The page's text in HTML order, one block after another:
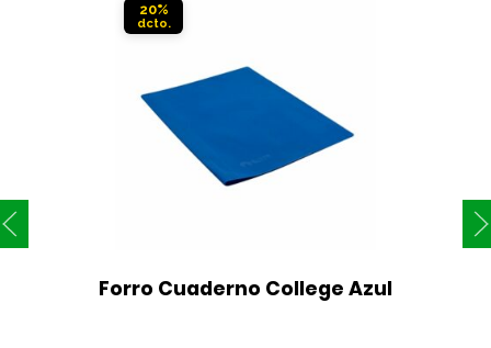
20%
Forro Cuaderno College Azul